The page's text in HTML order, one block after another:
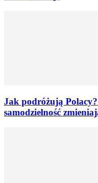
Jak podróżują Polacy?
samodzielność